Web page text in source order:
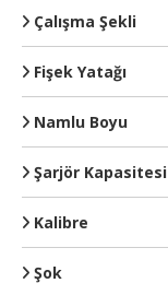
Çalışma Şekli
Fişek Yatağı
Namlu Boyu
Şarjör Kapasitesi
Kalibre
Şok